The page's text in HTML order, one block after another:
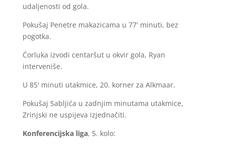
udaljenosti od gola.
Pokušaj Penetre makazicama u 77' minuti, bez
pogotka.
Ćorluka izvodi centaršut u okvir gola, Ryan
interveniše.
U 85' minuti utakmice, 20. korner za Alkmaar.
Pokušaj Sabljića u zadnjim minutama utakmice,
Zrinjski ne uspijeva izjednačiti.
Konferencijska liga, 5. kolo: